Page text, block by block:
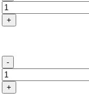
+
-
+